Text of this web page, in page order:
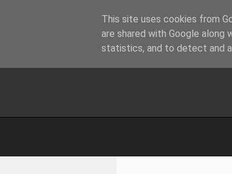
This site uses cookies from
are shared with Google
statistics, and to detect and